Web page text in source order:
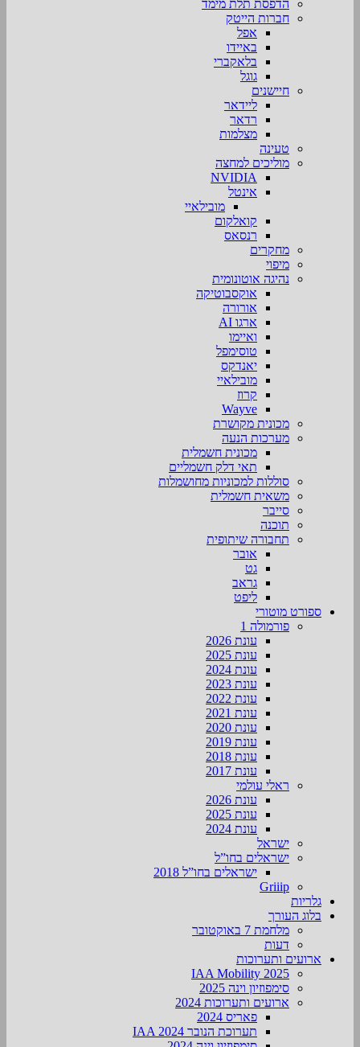
הדפסת תלת מימד
חברות הייטק
אפל
באיידו
בלאקברי
גוגל
חיישנים
ליידאר
רדאר
מצלמות
טעינה
מוליכים למחצה
NVIDIA
אינטל
מובילאיי
קואלקום
רנסאס
מחקרים
מיפוי
נהיגה אוטונומית
אוקסבוטיקה
אורורה
ארגו AI
ואיימו
טוסימפל
יאנדקס
מובילאיי
קרוז
Wayve
מכונית מקושרת
מערכות הנעה
מכונית חשמלית
תאי דלק חשמליים
סוללות למכוניות מחושמלות
משאית חשמלית
סייבר
תוכנה
תחבורה שיתופית
אובר
גט
גראב
ליפט
ספורט מוטורי
פורמולה 1
עונת 2026
עונת 2025
עונת 2024
עונת 2023
עונת 2022
עונת 2021
עונת 2020
עונת 2019
עונת 2018
עונת 2017
ראלי עולמי
עונת 2026
עונת 2025
עונת 2024
ישראל
ישראלים בחו”ל
ישראלים בחו”ל 2018
Griiip
גלריות
בלוג העורך
מלחמת 7 באוקטובר
דעות
ארועים ותערוכות
2025 IAA Mobility
סימפוזיון וינה 2025
ארועים ותערוכות 2024
פאריס 2024
תערוכת הנובר IAA 2024